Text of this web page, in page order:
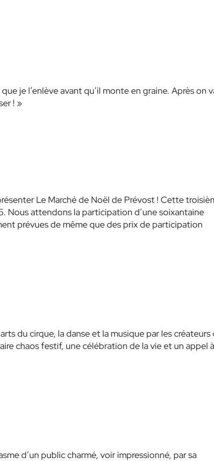
je l’enlève avant qu’il monte en graine. Après on
! »
Le Marché de Noël de Prévost ! Cette
Nous attendons la participation d’une soixantaine
prévues de même que des prix de participation
du cirque, la danse et la musique par les créateurs
chaos festif, une célébration de la vie et un appel à
d’un public charmé, voir impressionné, par sa